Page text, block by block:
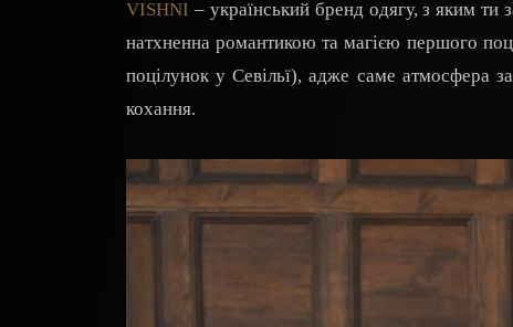
VISHNI – український бренд одягу, з яким ти
натхненна романтикою та магією першого
поцілунок у Севільї), адже саме атмосфера
кохання.